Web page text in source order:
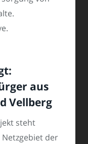
aus
Vellberg
steht
der